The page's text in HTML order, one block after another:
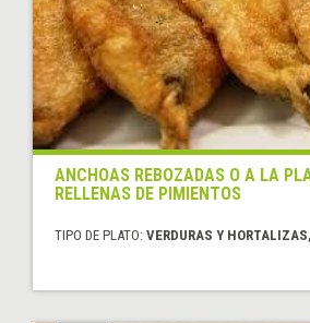
ANCHOAS REBOZADAS O A LA
RELLENAS DE PIMIENTOS
TIPO DE PLATO: VERDURAS Y